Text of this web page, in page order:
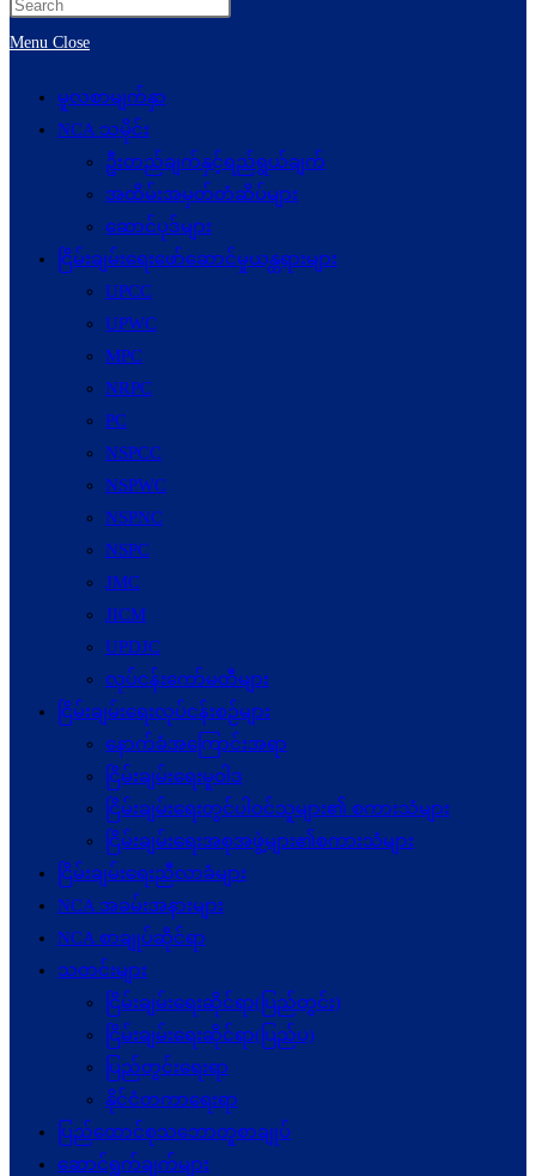
Menu Close
မူလစာမျက်နှာ
NCA သမိုင်း
ဦးတည်ချက်နှင့်ရည်ရွယ်ချက်
အထိမ်းအမှတ်တံဆိပ်များ
ဆောင်ပုဒ်များ
ငြိမ်းချမ်းရေးဖော်‌ဆောင်မှုယန္တရားများ
UPCC
UPWC
MPC
NRPC
PC
NSPCC
NSPWC
NSPNC
NSPC
JMC
JICM
UPDJC
လုပ်ငန်းကော်မတီများ
ငြိမ်းချမ်းရေးလုပ်ငန်းစဉ်များ
နောက်ခံအကြောင်းအရာ
ငြိမ်းချမ်းရေးမူဝါဒ
ငြိမ်းချမ်းရေးတွင်ပါဝင်သူများ၏ စကားသံများ
ငြိမ်းချမ်းရေးအစုအဖွဲ့များ၏စကားသံများ
ငြိမ်းချမ်းရေးညီလာခံများ
NCA အခမ်းအနားများ
NCA စာချုပ်ဆိုင်ရာ
သတင်းများ
ငြိမ်းချမ်းရေးဆိုင်ရာ(ပြည်တွင်း)
ငြိမ်းချမ်းရေးဆိုင်ရာ(ပြည်ပ)
ပြည်တွင်းရေးရာ
နိုင်ငံတကာရေးရာ
ပြည်ထောင်စုသဘောတူစာချုပ်
ဆောင်ရွက်ချက်များ